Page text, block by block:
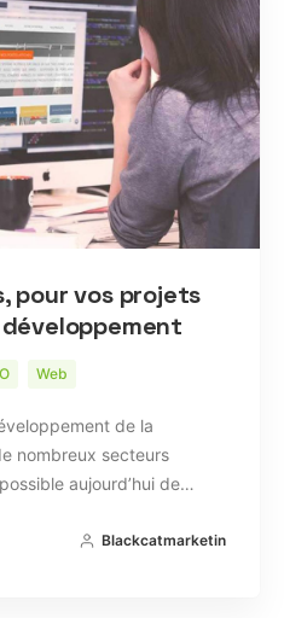
pour vos projets
Web
de la
nombreux secteurs
aujourd’hui de…
Blackcatmarketin